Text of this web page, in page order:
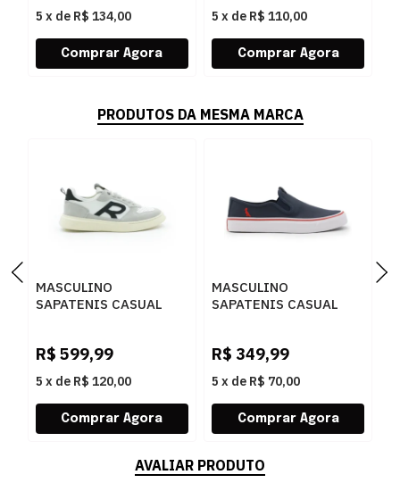
5 x de R$ 134,00 5 x de R$ 110,00
PRODUTOS DA MESMA MARCA
MASCULINO
SAPATENIS CASUAL
R$ 599,99
5 x de R$ 120,00
MASCULINO
SAPATENIS CASUAL
R$ 349,99
5 x de R$ 70,00
AVALIAR PRODUTO